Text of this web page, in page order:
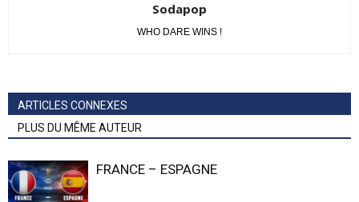
Sodapop
WHO DARE WINS !
ARTICLES CONNEXES
PLUS DU MÊME AUTEUR
FRANCE – ESPAGNE